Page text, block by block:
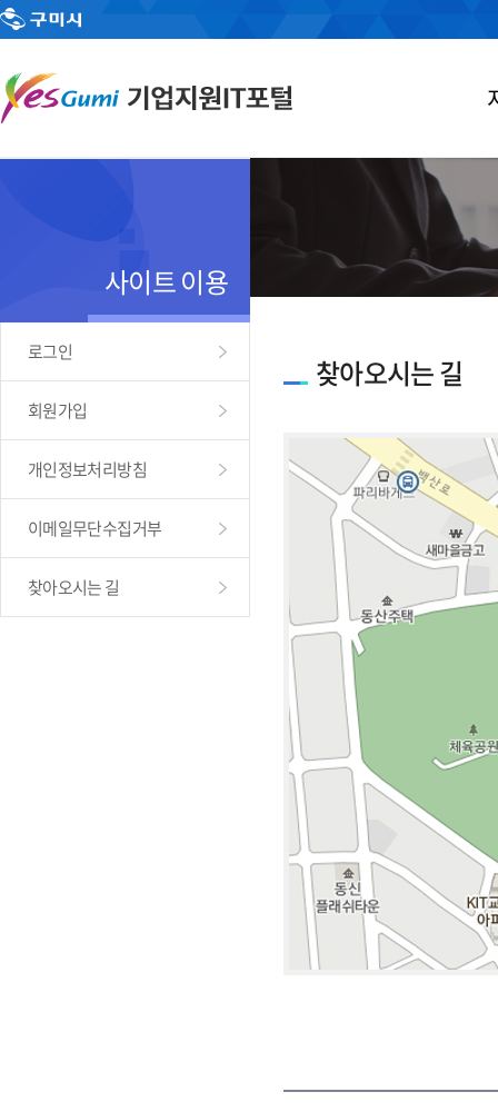
사이트 이용
로그인
회원가입
개인정보처리방침
이메일무단수집거부
찾아오시는 길
찾아오시는 길